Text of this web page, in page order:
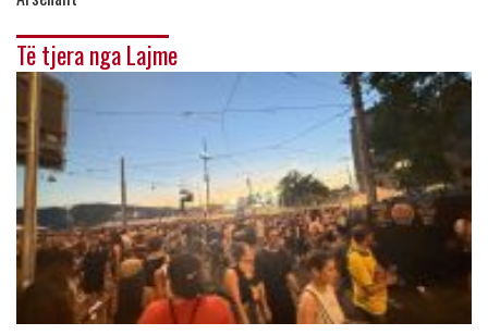
Të tjera nga Lajme